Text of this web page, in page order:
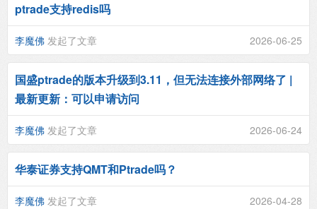
ptrade支持redis吗
李魔佛 发起了文章 2026-06-25
国盛ptrade的版本升级到3.11，但无法连接外部网络了 |
最新更新：可以申请访问
李魔佛 发起了文章 2026-06-24
华泰证券支持QMT和Ptrade吗？
李魔佛 发起了文章 2026-04-28